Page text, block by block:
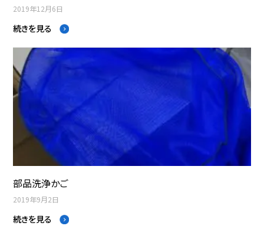
2019年12月6日
続きを見る
部品洗浄かご
2019年9月2日
続きを見る